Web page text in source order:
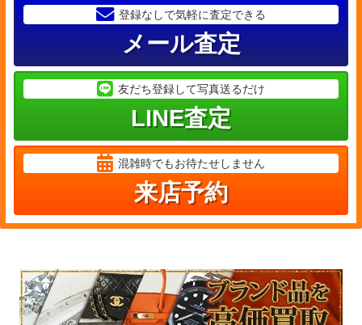
登録なしで気軽に査定できる
メール査定
友だち登録して写真送るだけ
LINE査定
混雑時でもお待たせしません
来店予約